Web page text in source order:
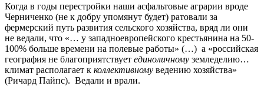
Когда в годы перестройки наши асфальтовые аграрии вроде
Черниченко (не к добру упомянут будет) ратовали за
фермерский путь развития сельского хозяйства, вряд ли они
не ведали, что «… у западноевропейского крестьянина на 50-
100% больше времени на полевые работы» (…) а «российская
география не благоприятствует единоличному земледелию…
климат располагает к коллективному ведению хозяйства»
(Ричард Пайпс). Ведали и врали.